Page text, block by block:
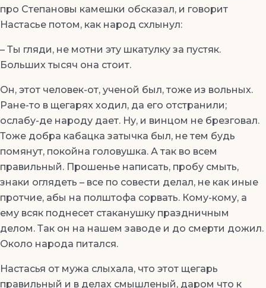
про Степановы камешки обсказал, и говорит
Настасье потом, как народ схлынул:
– Ты гляди, не мотни эту шкатулку за пустяк.
Больших тысяч она стоит.
Он, этот человек-от, ученой был, тоже из вольных.
Ране-то в щегарях ходил, да его отстранили;
ослабу-де народу дает. Ну, и винцом не брезговал.
Тоже добра кабацка затычка был, не тем будь
помянут, покойна головушка. А так во всем
правильный. Прошенье написать, пробу смыть,
знаки оглядеть – все по совести делал, не как иные
протчие, абы на полштофа сорвать. Кому-кому, а
ему всяк поднесет стаканушку праздничным
делом. Так он на нашем заводе и до смерти дожил.
Около народа питался.
Настасья от мужа слыхала, что этот щегарь
правильный и в делах смышленый, даром что к